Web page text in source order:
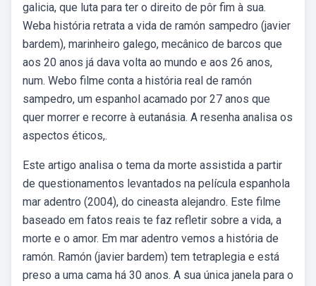
galicia, que luta para ter o direito de pôr fim à sua.
Weba história retrata a vida de ramón sampedro (javier
bardem), marinheiro galego, mecânico de barcos que
aos 20 anos já dava volta ao mundo e aos 26 anos,
num. Webo filme conta a história real de ramón
sampedro, um espanhol acamado por 27 anos que
quer morrer e recorre à eutanásia. A resenha analisa os
aspectos éticos,.
Este artigo analisa o tema da morte assistida a partir
de questionamentos levantados na película espanhola
mar adentro (2004), do cineasta alejandro. Este filme
baseado em fatos reais te faz refletir sobre a vida, a
morte e o amor. Em mar adentro vemos a história de
ramón. Ramón (javier bardem) tem tetraplegia e está
preso a uma cama há 30 anos. A sua única janela para o